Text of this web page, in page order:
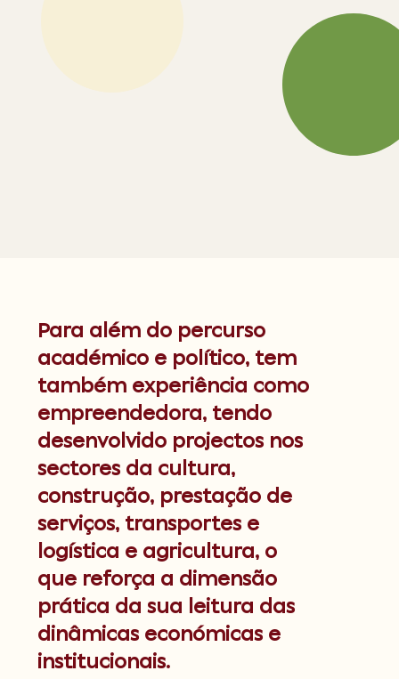
Para além do percurso
académico e político, tem
também experiência como
empreendedora, tendo
desenvolvido projectos nos
sectores da cultura,
construção, prestação de
serviços, transportes e
logística e agricultura, o
que reforça a dimensão
prática da sua leitura das
dinâmicas económicas e
institucionais.